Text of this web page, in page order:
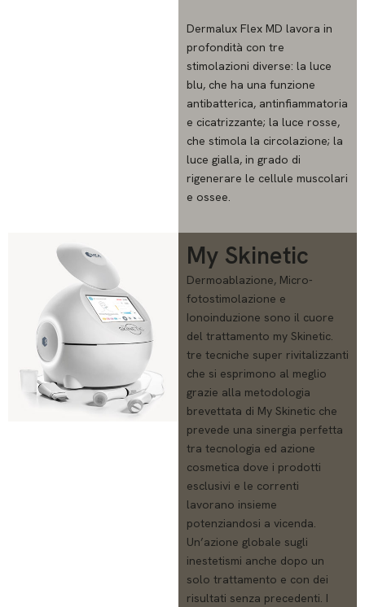
Dermalux Flex MD lavora in
profondità con tre
stimolazioni diverse: la luce
blu, che ha una funzione
antibatterica, antinfiammatoria
e cicatrizzante; la luce rosse,
che stimola la circolazione; la
luce gialla, in grado di
rigenerare le cellule muscolari
e ossee.
My Skinetic
Dermoablazione, Micro-
fotostimolazione e
Ionoinduzione sono il cuore
del trattamento my Skinetic.
tre tecniche super rivitalizzanti
che si esprimono al meglio
grazie alla metodologia
brevettata di My Skinetic che
prevede una sinergia perfetta
tra tecnologia ed azione
cosmetica dove i prodotti
esclusivi e le correnti
lavorano insieme
potenziandosi a vicenda.
Un’azione globale sugli
inestetismi anche dopo un
solo trattamento e con dei
risultati senza precedenti. I